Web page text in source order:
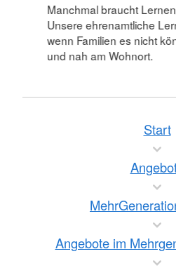
Manchmal braucht
Unsere ehrenamtliche
wenn Familien es nicht
und nah am Wohnort.
Start
Angebote im